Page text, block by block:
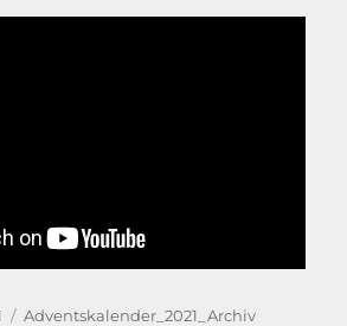
Kategorien
Adventskalender_2021_Archiv